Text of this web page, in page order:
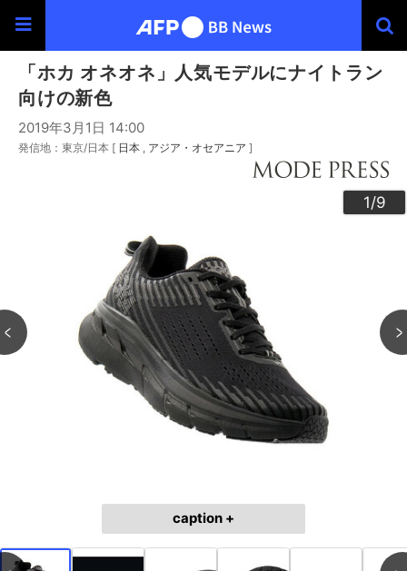
「ホカ オネオネ」人気モデルにナイトラン
向けの新色
2019年3月1日 14:00
発信地：東京/日本 [ 日本 アジア・オセアニア ]
1/9
2/9
3/9
4/9
5/9
6/9
7/9
8/9
9/9
caption +